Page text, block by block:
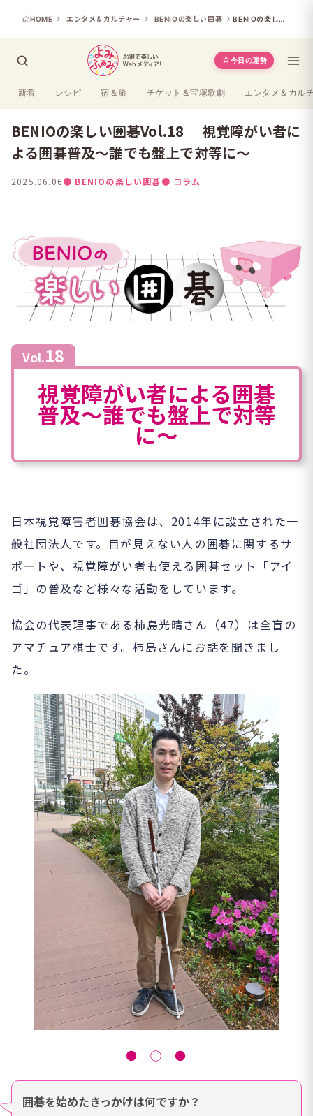
HOME エンタメ＆カルチャー BENIOの楽しい囲碁 BENIOの楽しい囲碁Vol.18 視覚障がい者による囲碁普及～誰でも盤上で対等に～
今日の運勢
新着 レシピ 宿＆旅 チケット＆宝塚歌劇 エンタメ＆カル
BENIOの楽しい囲碁Vol.18 視覚障がい者に
よる囲碁普及～誰でも盤上で対等に～
2025.06.06● BENIOの楽しい囲碁● コラム
Vol.18
視覚障がい者による囲碁
普及～誰でも盤上で対等
に～
日本視覚障害者囲碁協会は、2014年に設立された一
般社団法人です。目が見えない人の囲碁に関するサ
ポートや、視覚障がい者も使える囲碁セット「アイ
ゴ」の普及など様々な活動をしています。
協会の代表理事である柿島光晴さん（47）は全盲の
アマチュア棋士です。柿島さんにお話を聞きまし
た。
● ◯ ●
囲碁を始めたきっかけは何ですか？